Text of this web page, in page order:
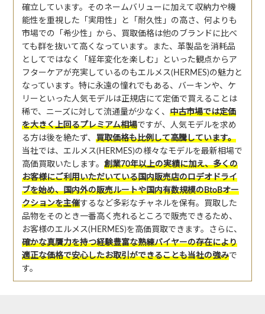
確立しています。そのネームバリューに加えて収納力や機
能性を重視した「実用性」と「耐久性」の高さ、何よりも
市場での「希少性」から、買取価格は他のブランドに比べ
ても群を抜いて高くなっています。また、革製品を消耗品
としてではなく「経年変化を楽しむ」といった観点からア
フターケアが充実しているのもエルメス(HERMES)の魅力と
なっています。特に永遠の憧れでもある、バーキンや、ケ
リーといった人気モデルは正規店にて定価で買えることは
稀で、ニーズに対して流通量が少なく、 中古市場では定価
を大きく上回るプレミアム相場ですが、人気モデルを求め
る方は後を絶たず、 買取価格も比例して高騰しています。
当社では、エルメス(HERMES)の様々なモデルを最新相場で
高価買取いたします。 創業70年以上の実績に加え、多くの
お客様にご利用いただいている国内販売店のロデオドライ
ブを始め、国内外の販売ルートや国内有数規模のBtoBオー
クションを主催するなど多彩なチャネルを保有。買取した
品物をそのとき一番高く売れるところで販売できるため、
お客様のエルメス(HERMES)を高価買取できます。さらに、
確かな真贋力を持つ経験豊富な熟練バイヤーの存在により
適正な価格で安心したお取引ができることも当社の強みで
す。